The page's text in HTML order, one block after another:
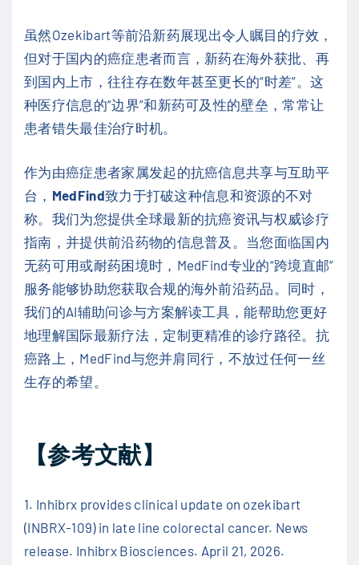
虽然Ozekibart等前沿新药展现出令人瞩目的疗效，
但对于国内的癌症患者而言，新药在海外获批、再
到国内上市，往往存在数年甚至更长的“时差”。这
种医疗信息的“边界”和新药可及性的壁垒，常常让
患者错失最佳治疗时机。
作为由癌症患者家属发起的抗癌信息共享与互助平
台， MedFind致力于打破这种信息和资源的不对
称。我们为您提供全球最新的抗癌资讯与权威诊疗
指南，并提供前沿药物的信息普及。当您面临国内
无药可用或耐药困境时，MedFind专业的“跨境直邮”
服务能够协助您获取合规的海外前沿药品。同时，
我们的AI辅助问诊与方案解读工具，能帮助您更好
地理解国际最新疗法，定制更精准的诊疗路径。抗
癌路上，MedFind与您并肩同行，不放过任何一丝
生存的希望。
【参考文献】
1. Inhibrx provides clinical update on ozekibart
(INBRX-109) in late line colorectal cancer. News
release. Inhibrx Biosciences. April 21, 2026.